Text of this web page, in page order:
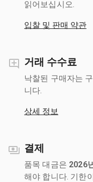
읽어보십시오.
입찰 및 판매 약관
거래 수수료
낙찰된 구매자는
니다.
상세 정보
결제
품목 대금은 2026
해야 합니다. 기한